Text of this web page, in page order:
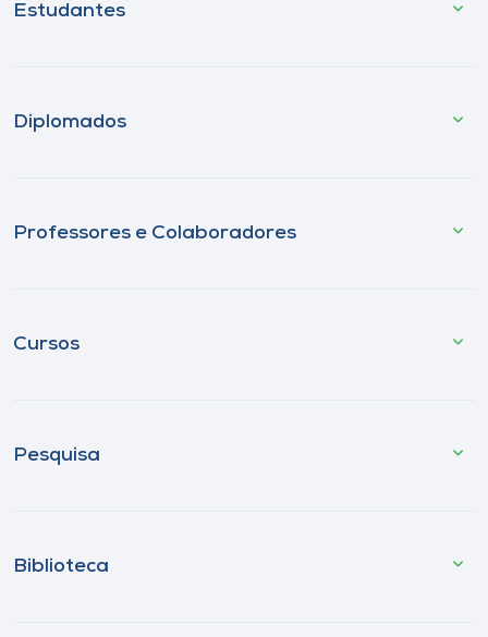
Estudantes
Diplomados
Professores e Colaboradores
Cursos
Pesquisa
Biblioteca